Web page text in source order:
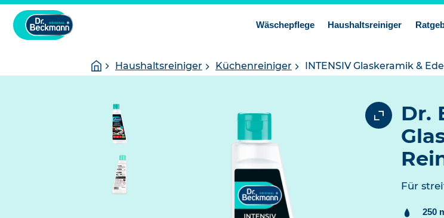
Wäschepflege Haushaltsreiniger
Sie
sind
Startseite
Haushaltsreiniger Küchenreiniger INTENSIV Glaskeramik &
Dr.
Für
Inhalt:250